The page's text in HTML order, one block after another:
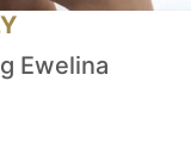
Ewelina